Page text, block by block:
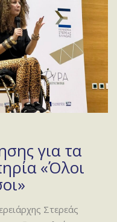
για τα
«Όλοι
Στερεάς